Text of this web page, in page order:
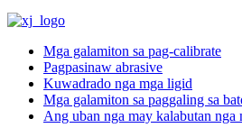
Mga galamiton sa pag-calibrate
Pagpasinaw abrasive
Kuwadrado nga mga ligid
Mga galamiton sa paggaling sa
Ang uban nga may kalabutan nga